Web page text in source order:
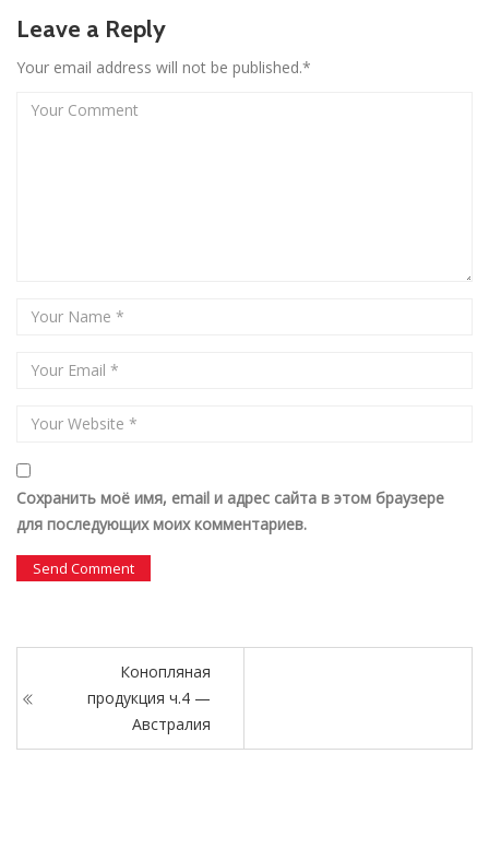
Leave a Reply
Your email address will not be published.*
Сохранить моё имя, email и адрес сайта в этом браузере
для последующих моих комментариев.
Конопляная
продукция ч.4 —
Австралия